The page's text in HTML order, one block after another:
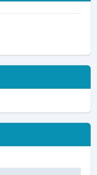
menerima